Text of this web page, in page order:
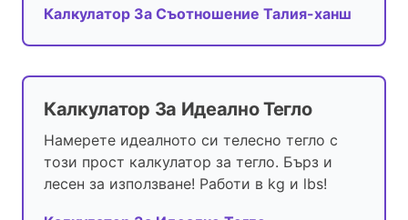
Калкулатор За Съотношение Талия-ханш
Калкулатор За Идеално Тегло
Намерете идеалното си телесно тегло с
този прост калкулатор за тегло. Бърз и
лесен за използване! Работи в kg и lbs!